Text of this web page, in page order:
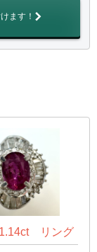
ます！
リング